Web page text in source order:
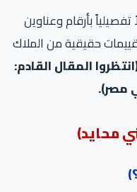
بأرقام وعناوين
حقيقية من الملاك
المقال القادم: